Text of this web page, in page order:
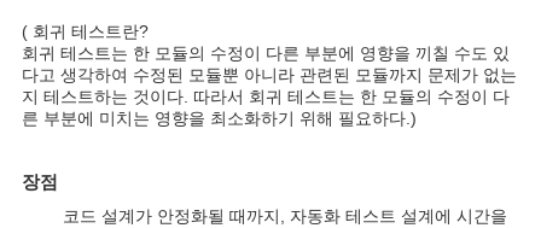
( 회귀 테스트란?
회귀 테스트는 한 모듈의 수정이 다른 부분에 영향을 끼칠 수도 있
다고 생각하여 수정된 모듈뿐 아니라 관련된 모듈까지 문제가 없는
지 테스트하는 것이다. 따라서 회귀 테스트는 한 모듈의 수정이 다
른 부분에 미치는 영향을 최소화하기 위해 필요하다.)
장점
코드 설계가 안정화될 때까지, 자동화 테스트 설계에 시간을